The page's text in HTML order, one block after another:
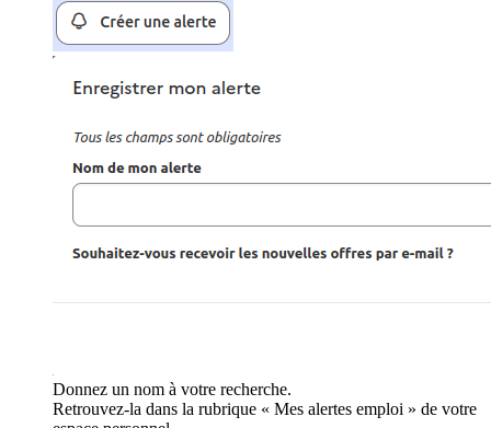
Donnez un nom à votre recherche.
Retrouvez-la dans la rubrique « Mes alertes emploi » de votre